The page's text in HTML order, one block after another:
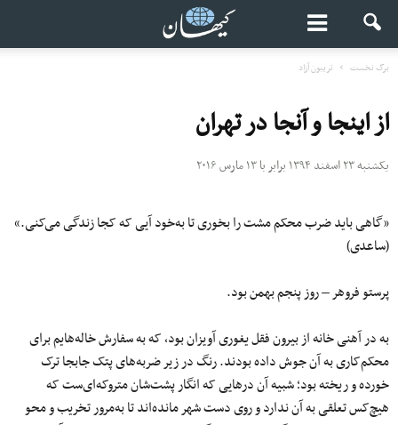
برگ نخست تریبون آزاد
از اینجا و آنجا در تهران
یکشنبه ۲۳ اسفند ۱۳۹۴ برابر با ۱۳ مارس ۲۰۱۶
«گاهی باید ضرب محکم مشت را بخوری تا به‌خود آیی که کجا زندگی می‌کنی.»
(ساعدی)
پرستو فروهر – روز پنجم بهمن بود.
به در آهنی خانه از بیرون فقل یغوری آویزان بود، که به سفارش خاله‌هایم برای
محکم‌کاری به آن جوش داده بودند. رنگ در زیر ضربه‌های پتک جابجا ترک
خورده و ریخته بود؛ شبیه آن درهایی که انگار پشت‌شان متروکه‌ای‌ست که
هیچ‌کس تعلقی به آن ندارد و روی دست شهر مانده‌اند تا به‌مرور تخریب و محو